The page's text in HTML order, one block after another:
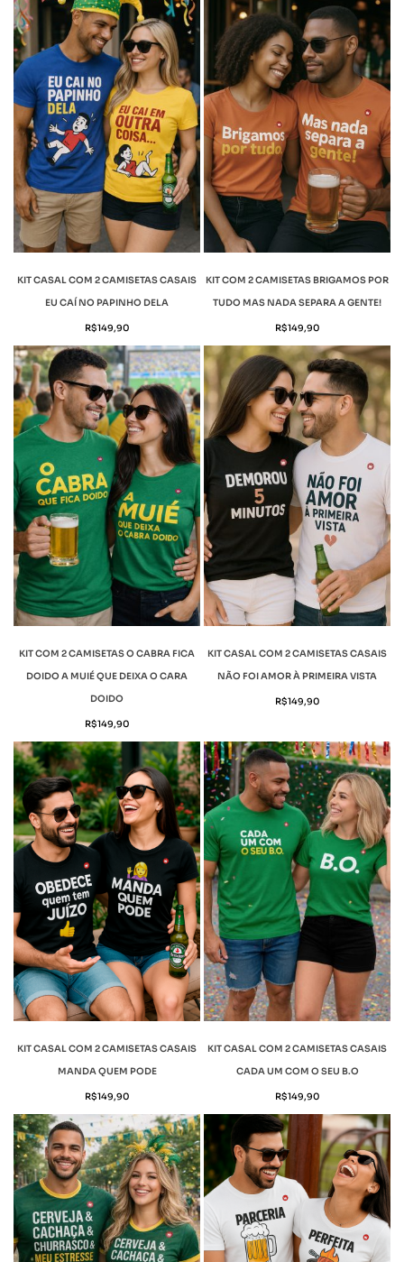
KIT CASAL COM 2 CAMISETAS CASAIS
EU CAÍ NO PAPINHO DELA
R$149,90
KIT COM 2 CAMISETAS BRIGAMOS POR
TUDO MAS NADA SEPARA A GENTE!
R$149,90
KIT COM 2 CAMISETAS O CABRA FICA
DOIDO A MUIÉ QUE DEIXA O CARA
DOIDO
R$149,90
KIT CASAL COM 2 CAMISETAS CASAIS
NÃO FOI AMOR À PRIMEIRA VISTA
R$149,90
KIT CASAL COM 2 CAMISETAS CASAIS
MANDA QUEM PODE
R$149,90
KIT CASAL COM 2 CAMISETAS CASAIS
CADA UM COM O SEU B.O
R$149,90